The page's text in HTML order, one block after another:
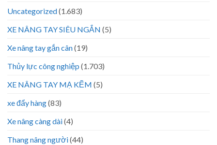
Uncategorized(1.683)
XE NÂNG TAY SIÊU NGẮN (5)
Xe nâng tay gắn cân(19)
Thủy lực công nghiệp (1.703)
XE NÂNG TAY MẠ KẼM (5)
xe đẩy hàng(83)
Xe nâng càng dài(4)
Thang nâng người(44)